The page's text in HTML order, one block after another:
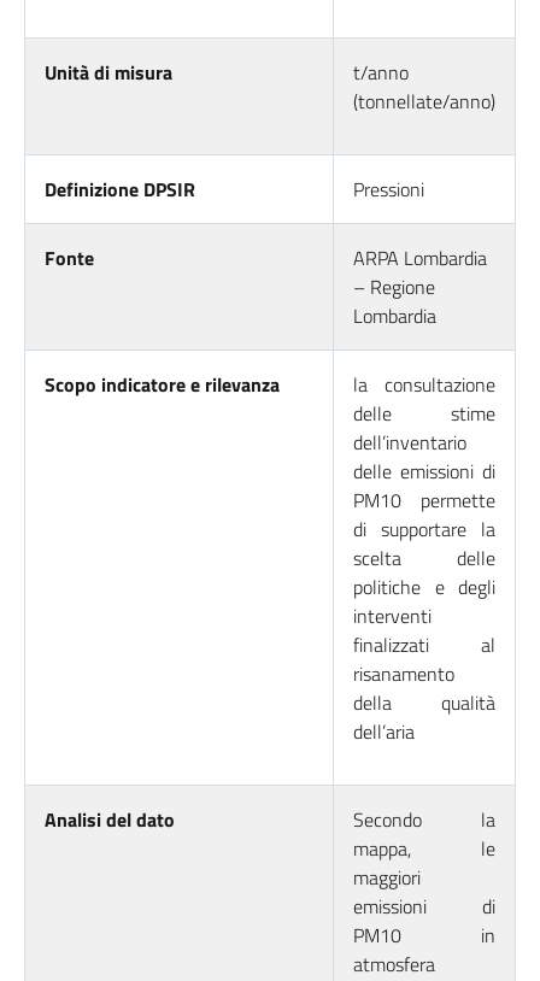
Unità di misura
t/anno
(tonnellate/anno)
Definizione DPSIR Pressioni
Fonte
ARPA Lombardia
– Regione
Lombardia
Scopo indicatore e rilevanza
la consultazione
delle stime
dell’inventario
delle emissioni di
PM10 permette
di supportare la
scelta delle
politiche e degli
interventi
finalizzati al
risanamento
della qualità
dell’aria
Analisi del dato
Secondo la
mappa, le
maggiori
emissioni di
PM10 in
atmosfera